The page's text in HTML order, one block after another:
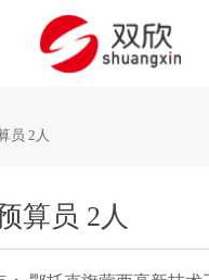
算员 2人
员 2人